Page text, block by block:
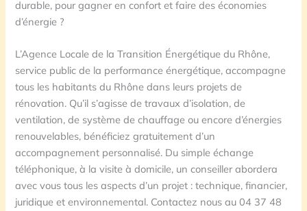
durable, pour gagner en confort et faire des économies
d’énergie ?
L’Agence Locale de la Transition Énergétique du Rhône,
service public de la performance énergétique, accompagne
tous les habitants du Rhône dans leurs projets de
rénovation. Qu’il s’agisse de travaux d’isolation, de
ventilation, de système de chauffage ou encore d’énergies
renouvelables, bénéficiez gratuitement d’un
accompagnement personnalisé. Du simple échange
téléphonique, à la visite à domicile, un conseiller abordera
avec vous tous les aspects d’un projet : technique, financier,
juridique et environnemental. Contactez nous au 04 37 48